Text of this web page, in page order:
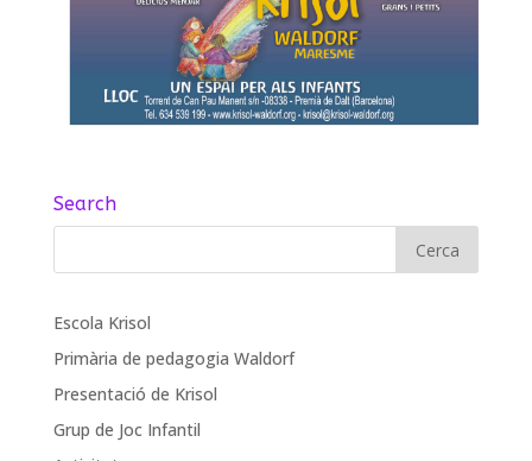
Search
Escola Krisol
Primària de pedagogia Waldorf
Presentació de Krisol
Grup de Joc Infantil